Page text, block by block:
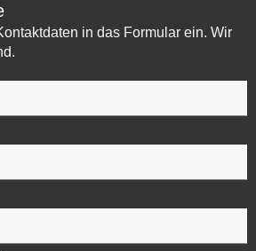
in das Formular ein. Wir